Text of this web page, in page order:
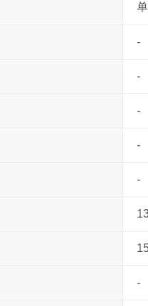
-
-
-
-
-
-